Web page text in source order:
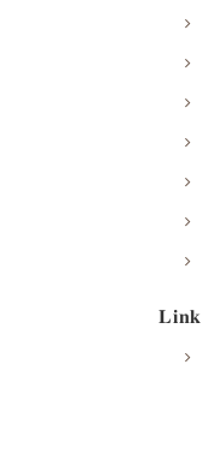
𝐋𝐢𝐧𝐤